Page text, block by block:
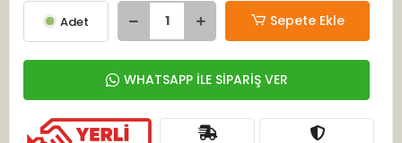
Adet Sepete Ekle
WHATSAPP İLE SİPARİŞ VER